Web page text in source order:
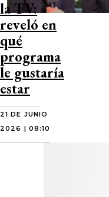
la TV:
reveló en
qué
programa
le gustaría
estar
21 DE JUNIO
2026 | 08:10